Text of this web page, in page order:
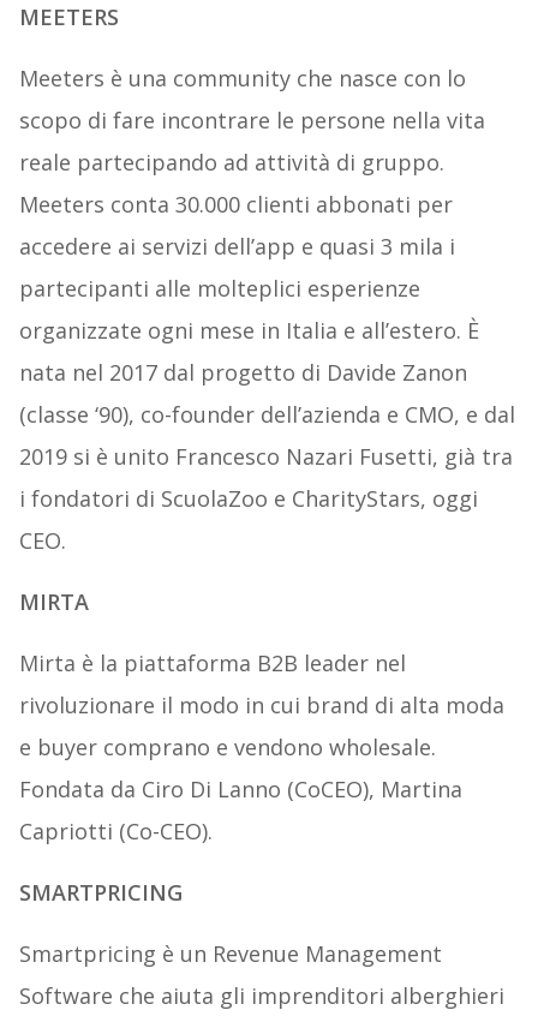
MEETERS
Meeters è una community che nasce con lo
scopo di fare incontrare le persone nella vita
reale partecipando ad attività di gruppo.
Meeters conta 30.000 clienti abbonati per
accedere ai servizi dell’app e quasi 3 mila i
partecipanti alle molteplici esperienze
organizzate ogni mese in Italia e all’estero. È
nata nel 2017 dal progetto di Davide Zanon
(classe ‘90), co-founder dell’azienda e CMO, e dal
2019 si è unito Francesco Nazari Fusetti, già tra
i fondatori di ScuolaZoo e CharityStars, oggi
CEO.
MIRTA
Mirta è la piattaforma B2B leader nel
rivoluzionare il modo in cui brand di alta moda
e buyer comprano e vendono wholesale.
Fondata da Ciro Di Lanno (CoCEO), Martina
Capriotti (Co-CEO).
SMARTPRICING
Smartpricing è un Revenue Management
Software che aiuta gli imprenditori alberghieri